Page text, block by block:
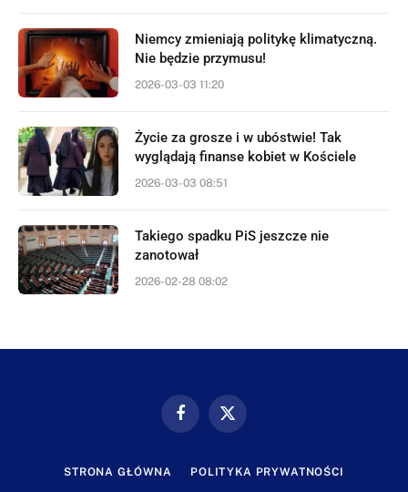
Niemcy zmieniają politykę klimatyczną.
Nie będzie przymusu!
2026-03-03 11:20
Życie za grosze i w ubóstwie! Tak
wyglądają finanse kobiet w Kościele
2026-03-03 08:51
Takiego spadku PiS jeszcze nie
zanotował
2026-02-28 08:02
FacebookX
STRONA GŁÓWNA POLITYKA PRYWATNOŚCI